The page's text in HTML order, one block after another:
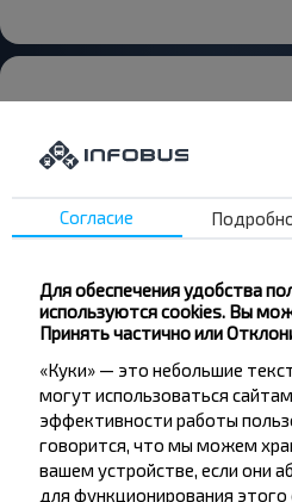
Хотите
путешествовать
дешевле?
Не пропусти специальные
Подпишись на получение
путешествуй с нами
Согласие
Для обеспечения удобства
используются cookies. Вы
Принять частично или
«Куки» — это небольшие
могут использоваться
эффективности работы
говорится, что мы можем
вашем устройстве, если они
для функционирования